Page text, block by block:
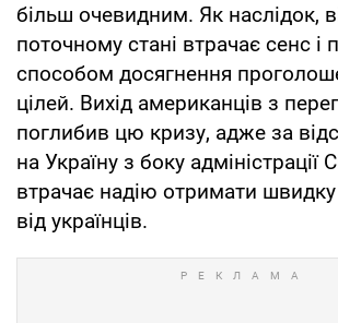
більш очевидним. Як наслідок,
поточному стані втрачає сенс і
способом досягнення
цілей. Вихід американців з
поглибив цю кризу, адже за
на Україну з боку
втрачає надію отримати швидку
від українців.